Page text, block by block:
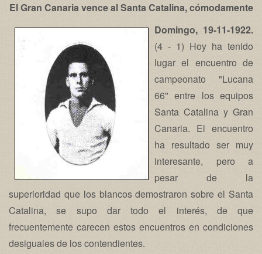
El Gran Canaria vence al Santa Catalina, cómodamente
Domingo, 19-11-1922.
(4 - 1) Hoy ha tenido
lugar el encuentro de
campeonato "Lucana
66" entre los equipos
Santa Catalina y Gran
Canaria. El encuentro
ha resultado ser muy
interesante, pero a
pesar de la
superioridad que los blancos demostraron sobre el Santa
Catalina, se supo dar todo el interés, de que
frecuentemente carecen estos encuentros en condiciones
desiguales de los contendientes.